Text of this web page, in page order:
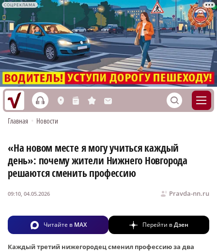
СОЦРЕКЛАМА
h L n s M S
Главная • Новости
«На новом месте я могу учиться каждый
день»: почему жители Нижнего Новгорода
решаются сменить профессию
Pravda-nn.ru
09:10, 04.05.2026
Читайте в MAX Перейти вДзен
Каждый третий нижегородец сменил профессию за два